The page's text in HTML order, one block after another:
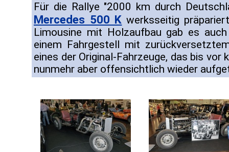
Für die Rallye "2000 km durch
Mercedes 500 K werksseitig
Limousine mit Holzaufbau gab es
einem Fahrgestell mit
eines der Original-Fahrzeuge, das bis
nunmehr aber offensichtlich wieder